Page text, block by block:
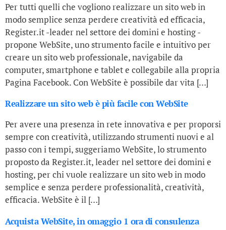
Per tutti quelli che vogliono realizzare un sito web in
modo semplice senza perdere creatività ed efficacia,
Register.it -leader nel settore dei domini e hosting -
propone WebSite, uno strumento facile e intuitivo per
creare un sito web professionale, navigabile da
computer, smartphone e tablet e collegabile alla propria
Pagina Facebook. Con WebSite è possibile dar vita […]
Realizzare un sito web è più facile con WebSite
Per avere una presenza in rete innovativa e per proporsi
sempre con creatività, utilizzando strumenti nuovi e al
passo con i tempi, suggeriamo WebSite, lo strumento
proposto da Register.it, leader nel settore dei domini e
hosting, per chi vuole realizzare un sito web in modo
semplice e senza perdere professionalità, creatività,
efficacia. WebSite è il […]
Acquista WebSite, in omaggio 1 ora di consulenza